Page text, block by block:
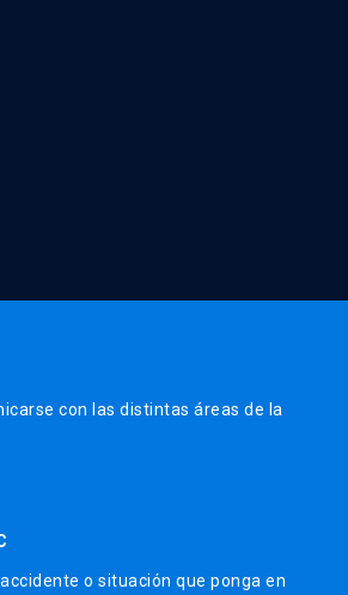
con las distintas áreas de la
o situación que ponga en